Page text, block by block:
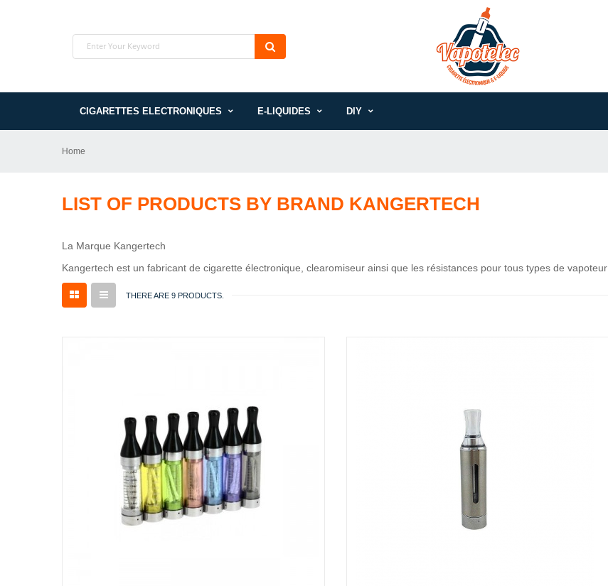
CIGARETTES ELECTRONIQUES E-LIQUIDES DIY
Home
LIST OF PRODUCTS BY BRAND KANGERTECH
La Marque Kangertech
Kangertech est un fabricant de cigarette électronique, clearomiseur ainsi que les résistances pour tous types de vapoteur
THERE ARE 9 PRODUCTS.